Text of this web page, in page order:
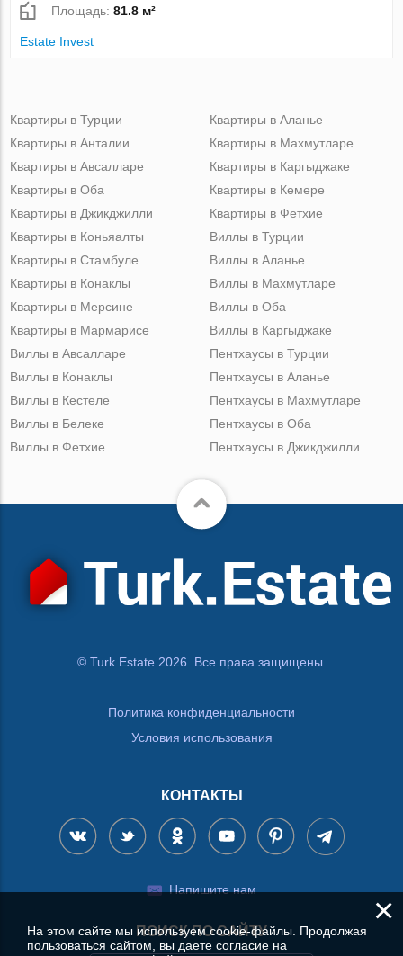
Площадь:81.8 м²
Estate Invest
Квартиры в Турции
Квартиры в Анталии
Квартиры в Авсалларе
Квартиры в Оба
Квартиры в Джикджилли
Квартиры в Аланье
Квартиры в Махмутларе
Квартиры в Каргыджаке
Квартиры в Кемере
Квартиры в Фетхие
Квартиры в Коньяалты
Квартиры в Стамбуле
Квартиры в Конаклы
Квартиры в Мерсине
Квартиры в Мармарисе
Виллы в Турции
Виллы в Аланье
Виллы в Махмутларе
Виллы в Оба
Виллы в Каргыджаке
Виллы в Авсалларе
Виллы в Конаклы
Виллы в Кестеле
Виллы в Белеке
Виллы в Фетхие
Пентхаусы в Турции
Пентхаусы в Аланье
Пентхаусы в Махмутларе
Пентхаусы в Оба
Пентхаусы в Джикджилли
© Turk.Estate 2026. Все права защищены.
Политика конфиденциальности
Условия использования
КОНТАКТЫ
Напишите нам
ПОИСК ПО САЙТУ
×
На этом сайте мы используем cookie-файлы. Продолжая
пользоваться сайтом, вы даете согласие на